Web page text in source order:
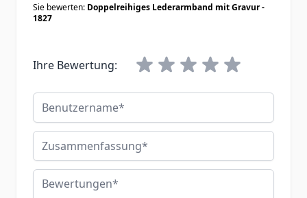
Sie bewerten: Doppelreihiges Lederarmband mit Gravur -
1827
Ihre Bewertung:
Benutzername
Zusammenfassung
Bewertungen